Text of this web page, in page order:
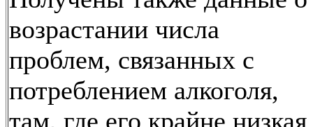
возрастании числа
проблем, связанных с
потреблением алкоголя,
там, где его крайне низкая